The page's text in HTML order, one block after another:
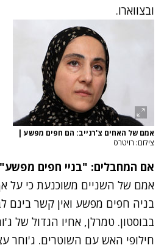
ובצווארו.
אמם של האחים צ'רנייב: הם חפים מפשע |
צילום: רויטרס
אם המחבלים: "בניי חפים מפשע"
אמם של השניים משוכנעת כי על
בניה חפים מפשע ואין קשר בינם
בבוסטון. טמרלן, אחיו הגדול של
חילופי האש עם השוטרים. ג'וחר